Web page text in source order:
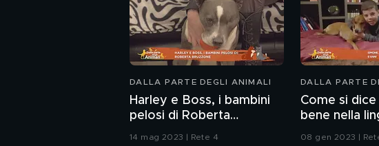
DALLA PARTE DEGLI ANIMALI
Harley e Boss, i bambini
pelosi di Roberta
14 mag 2023 | Rete 4
DALLA PARTE
Come si
bene nella
08 gen 2023 |